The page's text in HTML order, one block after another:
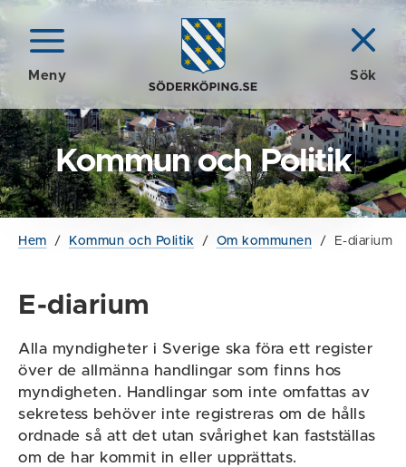
Meny Sök
Kommun och Politik
Hem / Kommun och Politik / Om kommunen / E-diarium
E-diarium
Alla myndigheter i Sverige ska föra ett register
över de allmänna handlingar som finns hos
myndigheten. Handlingar som inte omfattas av
sekretess behöver inte registreras om de hålls
ordnade så att det utan svårighet kan fastställas
om de har kommit in eller upprättats.